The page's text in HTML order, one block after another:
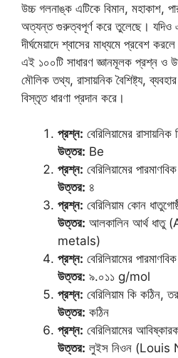
উচ্চ গলনাঙ্ক এটিকে বিমান, মহাকাশ,
অত্যন্ত গুরুত্বপূর্ণ করে তুলেছে। যদিও
দীর্ঘমেয়াদে শ্বাসের মাধ্যমে প্রবেশ
এই ১০০টি সাধারণ জ্ঞানমূলক প্রশ্ন ও
মৌলিক তথ্য, রাসায়নিক বৈশিষ্ট্য,
বিস্তৃত ধারণা প্রদান করে।
প্রশ্ন: বেরিলিয়ামের
উত্তর: Be
প্রশ্ন: বেরিলিয়ামের
উত্তর: ৪
প্রশ্ন: বেরিলিয়াম কোন
উত্তর: আলকালিন আর্থ
metals)
প্রশ্ন: বেরিলিয়ামের
উত্তর: ৯.০১১ g/mol
প্রশ্ন: বেরিলিয়াম কি কঠিন,
উত্তর: কঠিন
প্রশ্ন: বেরিলিয়ামের
উত্তর: লুইস নিওন